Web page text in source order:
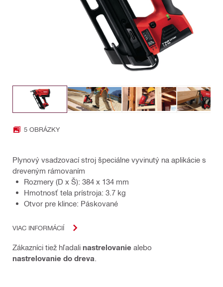
5 OBRÁZKY
Plynový vsadzovací stroj špeciálne vyvinutý na aplikácie s
dreveným rámovaním
Rozmery (D x Š): 384 x 134 mm
Hmotnosť tela prístroja: 3.7 kg
Otvor pre klince: Páskované
VIAC INFORMÁCIÍ
Zákazníci tiež hľadali nastrelovanie alebo
nastrelovanie do dreva